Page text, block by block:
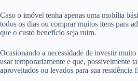
Caso o imóvel tenha apenas uma mobília
todos os dias ou comprar muitos itens para
que o custo benefício seja ruim.
Ocasionando a necessidade de investir muito
usar temporariamente e que, possivelmente
aproveitados ou levados para sua residência